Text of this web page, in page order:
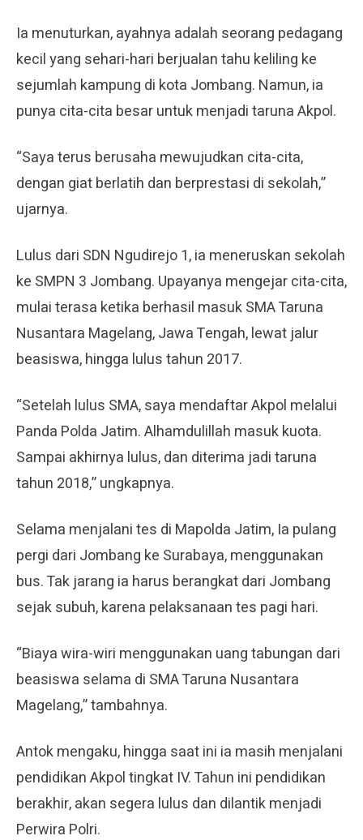
Ia menuturkan, ayahnya adalah seorang pedagang
kecil yang sehari-hari berjualan tahu keliling ke
sejumlah kampung di kota Jombang. Namun, ia
punya cita-cita besar untuk menjadi taruna Akpol.
“Saya terus berusaha mewujudkan cita-cita,
dengan giat berlatih dan berprestasi di sekolah,”
ujarnya.
Lulus dari SDN Ngudirejo 1, ia meneruskan sekolah
ke SMPN 3 Jombang. Upayanya mengejar cita-cita,
mulai terasa ketika berhasil masuk SMA Taruna
Nusantara Magelang, Jawa Tengah, lewat jalur
beasiswa, hingga lulus tahun 2017.
“Setelah lulus SMA, saya mendaftar Akpol melalui
Panda Polda Jatim. Alhamdulillah masuk kuota.
Sampai akhirnya lulus, dan diterima jadi taruna
tahun 2018,” ungkapnya.
Selama menjalani tes di Mapolda Jatim, Ia pulang
pergi dari Jombang ke Surabaya, menggunakan
bus. Tak jarang ia harus berangkat dari Jombang
sejak subuh, karena pelaksanaan tes pagi hari.
“Biaya wira-wiri menggunakan uang tabungan dari
beasiswa selama di SMA Taruna Nusantara
Magelang,” tambahnya.
Antok mengaku, hingga saat ini ia masih menjalani
pendidikan Akpol tingkat IV. Tahun ini pendidikan
berakhir, akan segera lulus dan dilantik menjadi
Perwira Polri.